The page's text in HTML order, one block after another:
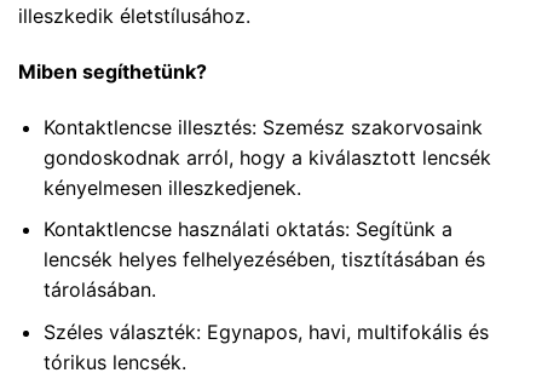
illeszkedik életstílusához.
Miben segíthetünk?
Kontaktlencse illesztés: Szemész szakorvosaink
gondoskodnak arról, hogy a kiválasztott lencsék
kényelmesen illeszkedjenek.
Kontaktlencse használati oktatás: Segítünk a
lencsék helyes felhelyezésében, tisztításában és
tárolásában.
Széles választék: Egynapos, havi, multifokális és
tórikus lencsék.